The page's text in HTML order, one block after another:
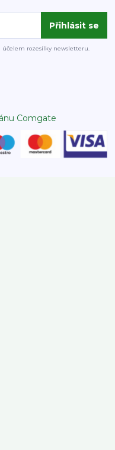
Přihlásit se
účelem rozesílky newsletteru.
Comgate